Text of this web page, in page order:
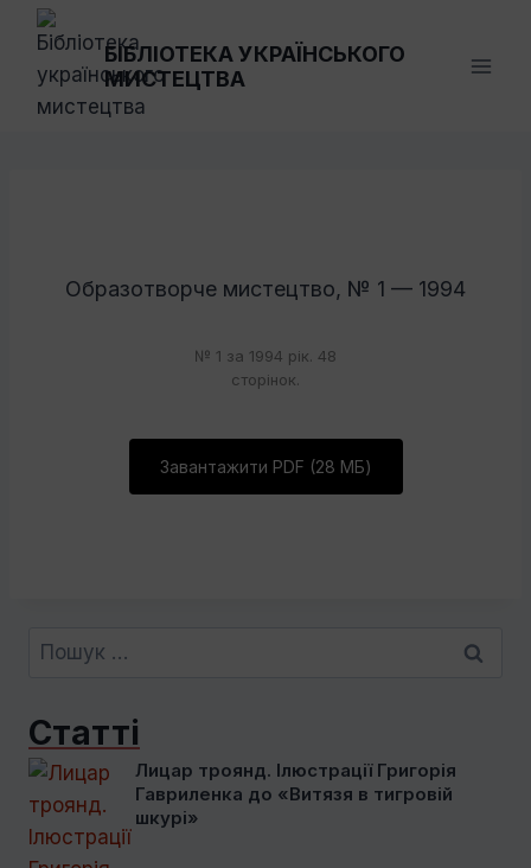
Перейти
вмісту
БІБЛІОТЕКА УКРАЇНСЬКОГО
МИСТЕЦТВА
Образотворче мистецтво, № 1 — 1994
№ 1 за 1994 рік. 48
сторінок.
Завантажити PDF (28 МБ)
Пошук:
Статті
Лицар троянд. Ілюстрації Григорія
Гавриленка до «Витязя в тигровій
шкурі»